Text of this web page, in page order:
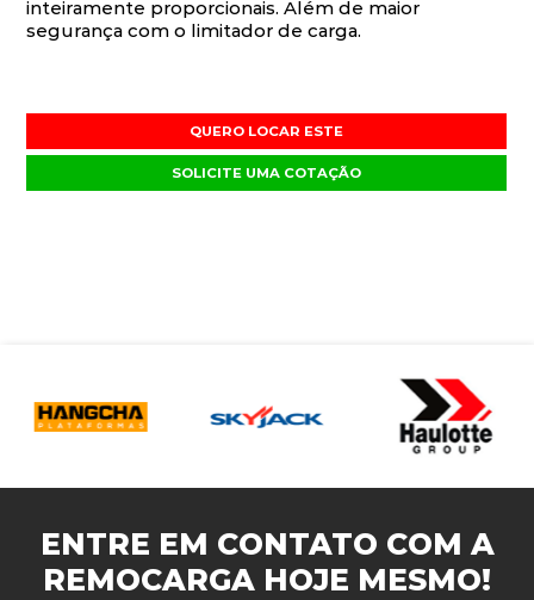
inteiramente proporcionais. Além de maior
segurança com o limitador de carga.
QUERO LOCAR ESTE
SOLICITE UMA COTAÇÃO
ENTRE EM CONTATO COM A
REMOCARGA HOJE MESMO!